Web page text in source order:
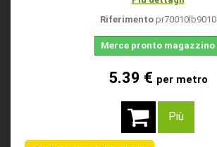
Riferimento pr70010lb9010
Merce pronto magazzino
5.39 € per metro
Più